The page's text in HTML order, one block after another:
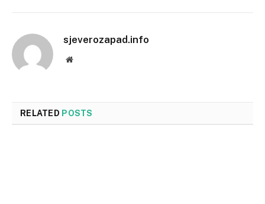
sjeverozapad.info
Website
RELATED POSTS